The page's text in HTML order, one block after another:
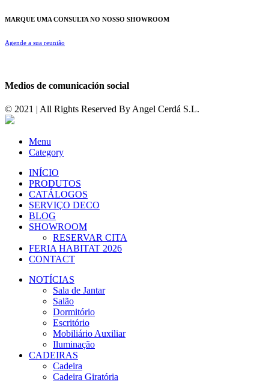
MARQUE UMA CONSULTA NO NOSSO SHOWROOM
Agende a sua reunião
Medios de comunicación social
© 2021 | All Rights Reserved ByAngel Cerdá S.L.
Menu
Category
INÍCIO
PRODUTOS
CATÁLOGOS
SERVIÇO DECO
BLOG
SHOWROOM
RESERVAR CITA
FERIA HABITAT 2026
CONTACT
NOTÍCIAS
Sala de Jantar
Salão
Dormitório
Escritório
Mobiliário Auxiliar
Iluminação
CADEIRAS
Cadeira
Cadeira Giratória